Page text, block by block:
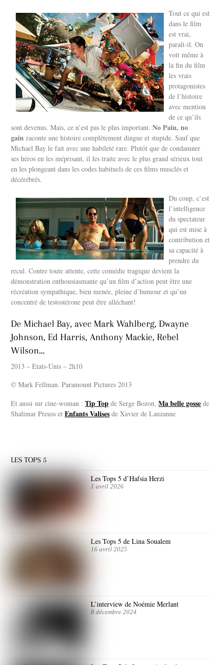
Tout ce qui est
dans le film
est vrai,
paraît-il. On
voit même à
la fin du film
les vrais
protagonistes
de l’histoire
avec mention
de ce qu’ils
sont devenus. Mais, ce n’est pas le plus important.No Pain, no
gain raconte une histoire complètement dingue et stupide. Sauf que
Michael Bay le fait avec une habileté rare. Plutôt que de condamner
ses héros en les méprisant, il les traite avec le plus grand sérieux tout
en les plongeant dans les codes habituels de ces films musclés et
décérébrés.
Du coup, c’est
l’intelligence
du spectateur
qui est mise à
contribution et
sa capacité à
prendre du
recul. Contre toute attente, cette comédie tragique devient la
démonstration enthousiasmante qu’un film d’action peut être une
récréation sympathique, bien menée, pleine d’humour et qu’un
concentré de testostérone peut être alléchant!
De Michael Bay, avec Mark Wahlberg, Dwayne
Johnson, Ed Harris, Anthony Mackie, Rebel
Wilson…
2013 – Etats-Unis – 2h10
© Mark Fellman. Paramount Pictures 2013
Et aussi sur cine-woman :Tip Top de Serge Bozon, Ma belle gosse de
Shalimar Preuss etEnfants Valises de Xavier de Lauzanne
LES TOPS 5
Les Tops 5 d’Hafsia Herzi
1 avril 2026
Les Tops 5 de Lina Soualem
16 avril 2025
L’interview de Noémie Merlant
8 décembre 2024